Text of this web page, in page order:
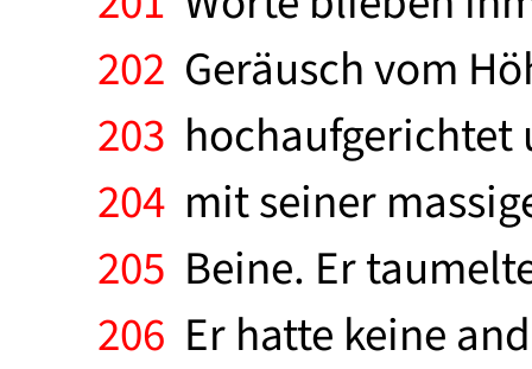
202 Geräusch vom
203 hochaufgerichtet
204 mit seiner
205 Beine. Er
206 Er hatte keine